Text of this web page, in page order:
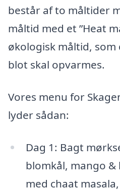
består af to måltider
måltid med et ”Heat
økologisk måltid,
blot skal opvarmes.
Vores menu for
lyder sådan:
Dag 1: Bagt
blomkål, mango
med chaat